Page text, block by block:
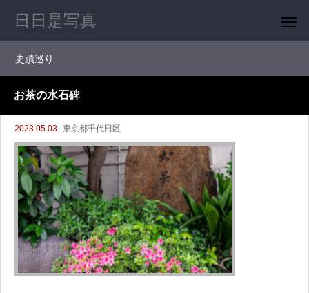
日日是写真
史蹟巡り
お茶の水石碑
2023.05.03 東京都千代田区